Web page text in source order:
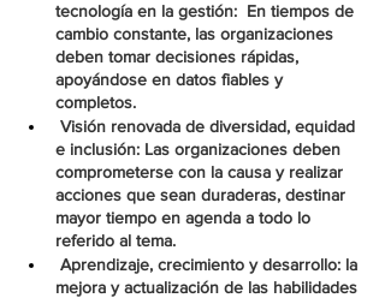
tecnología en la gestión:  En tiempos de
cambio constante, las organizaciones
deben tomar decisiones rápidas,
apoyándose en datos fiables y
completos.
e inclusión: Las organizaciones deben
comprometerse con la causa y realizar
acciones que sean duraderas, destinar
mayor tiempo en agenda a todo lo
referido al tema.
Aprendizaje, crecimiento y desarrollo: la
mejora y actualización de las habilidades